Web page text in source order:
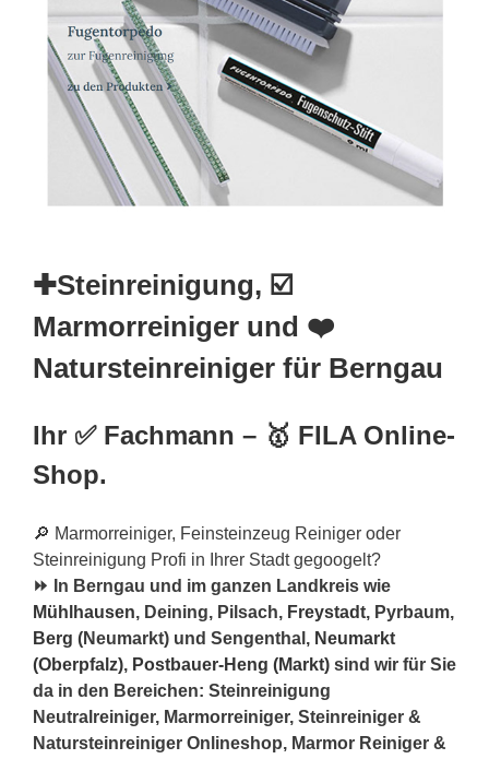
✚Steinreinigung, ☑️
Marmorreiniger und ❤️
Natursteinreiniger für Berngau
Ihr ✅ Fachmann – 🥇 FILA Online-
Shop.
🔎 Marmorreiniger, Feinsteinzeug Reiniger oder
Steinreinigung Profi in Ihrer Stadt gegoogelt?
⏩ In Berngau und im ganzen Landkreis wie
Mühlhausen, Deining, Pilsach, Freystadt, Pyrbaum,
Berg (Neumarkt) und Sengenthal, Neumarkt
(Oberpfalz), Postbauer-Heng (Markt) sind wir für Sie
da in den Bereichen: Steinreinigung
Neutralreiniger, Marmorreiniger, Steinreiniger &
Natursteinreiniger Onlineshop, Marmor Reiniger &